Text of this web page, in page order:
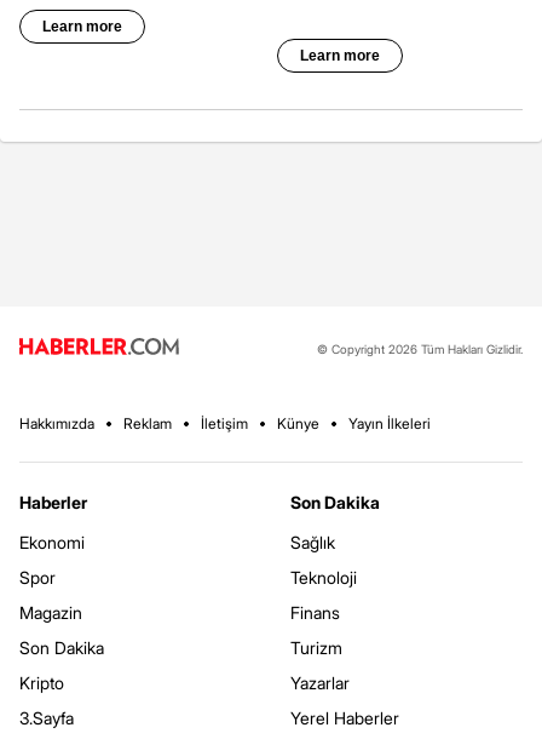
© Copyright 2026 Tüm Hakları Gizlidir.
Hakkımızda Reklam İletişim Künye Yayın İlkeleri
Haberler
Ekonomi
Spor
Magazin
Son Dakika
Kripto
3.Sayfa
Son Dakika
Sağlık
Teknoloji
Finans
Turizm
Yazarlar
Yerel Haberler